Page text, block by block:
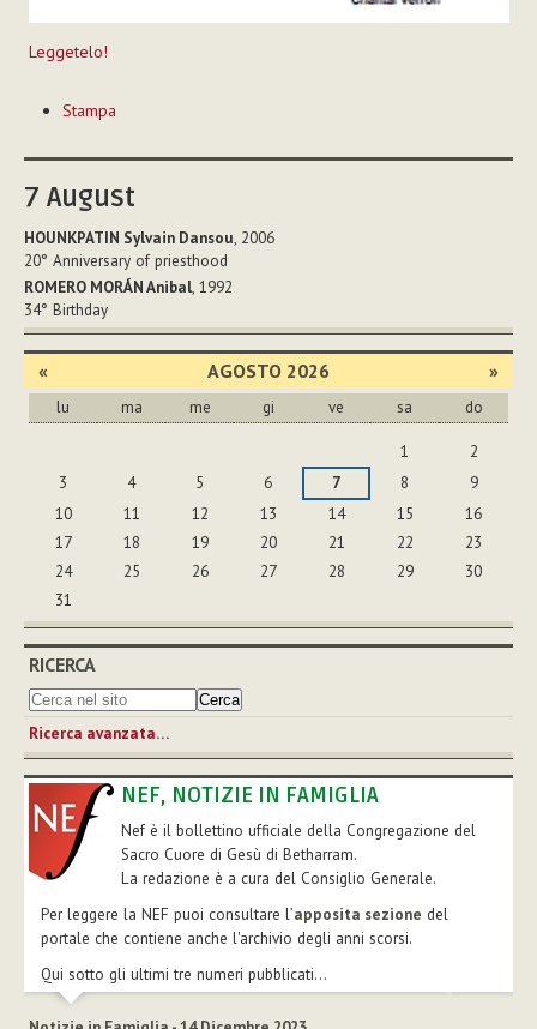
Leggetelo!
sul
Stampa
7 August
HOUNKPATIN Sylvain Dansou, 2006
20° Anniversary of priesthood
ROMERO MORÁN Anibal, 1992
34° Birthday
« AGOSTO 2026 »
lu ma me gi ve sa do
1
2
3
4 5 6 7 8
9
10
11 12 13 14 15
16
17
18 19 20 21 22
23
24
25 26 27 28 29
30
31
RICERCA
Ricerca avanzata…
NEF, NOTIZIE IN FAMIGLIA
Nef è il bollettino ufficiale della Congregazione del
Sacro Cuore di Gesù di Betharram.
La redazione è a cura del Consiglio Generale.
Per leggere la NEF puoi consultare l’apposita sezione del
portale che contiene anche l'archivio degli anni scorsi.
Qui sotto gli ultimi tre numeri pubblicati...